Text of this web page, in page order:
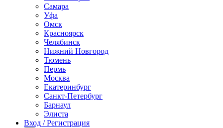
Самара
Уфа
Омск
Красноярск
Челябинск
Нижний Новгород
Тюмень
Пермь
Москва
Екатеринбург
Санкт-Петербург
Барнаул
Элиста
Вход / Регистрация